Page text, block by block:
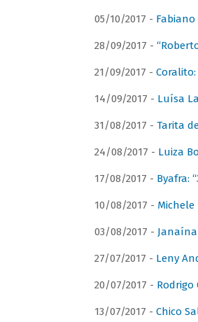
05/10/2017 - Fabiano
28/09/2017 -
21/09/2017 -
14/09/2017 - Luísa
31/08/2017 - Tarita
24/08/2017 - Luiza
17/08/2017 - Byafra:
10/08/2017 - Michele
03/08/2017 -
27/07/2017 - Leny
20/07/2017 - Rodrigo
13/07/2017 - Chico